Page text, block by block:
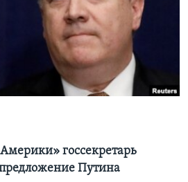
госсекретарь
Путина